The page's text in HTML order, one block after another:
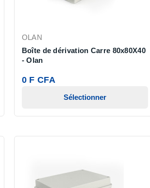
OLAN
Boîte de dérivation Carre 80x80X40
- Olan
0 F CFA
Sélectionner